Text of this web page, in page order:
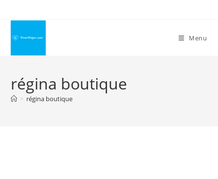
conteúdo
Menu
régina boutique
> régina boutique